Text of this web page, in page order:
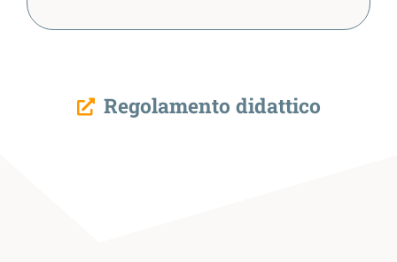
Regolamento didattico